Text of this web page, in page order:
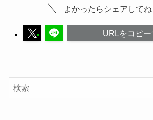
よかったらシェアしてね
URLをコピー